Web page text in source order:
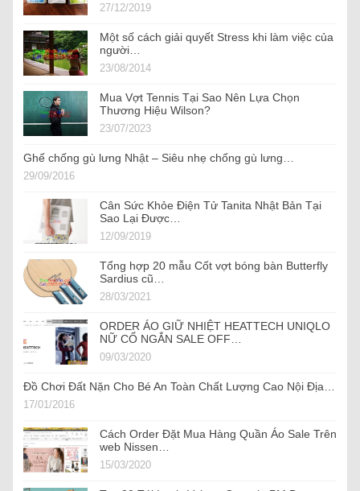
27/12/2019
Một số cách giải quyết Stress khi làm việc của
người…
23/08/2014
Mua Vợt Tennis Tại Sao Nên Lựa Chọn
Thương Hiệu Wilson?
23/07/2023
Ghế chống gù lưng Nhật – Siêu nhẹ chống gù lưng…
29/09/2016
Cân Sức Khỏe Điện Tử Tanita Nhật Bản Tại
Sao Lại Được…
12/09/2019
Tổng hợp 20 mẫu Cốt vợt bóng bàn Butterfly
Sardius cũ…
28/03/2021
ORDER ÁO GIỮ NHIỆT HEATTECH UNIQLO
NỮ CỔ NGẮN SALE OFF…
09/03/2020
Đồ Chơi Đất Nặn Cho Bé An Toàn Chất Lượng Cao Nội Địa…
17/01/2016
Cách Order Đặt Mua Hàng Quần Áo Sale Trên
web Nissen…
15/03/2020